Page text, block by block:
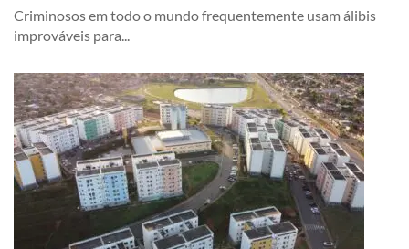
Criminosos em todo o mundo frequentemente usam álibis
improváveis para...